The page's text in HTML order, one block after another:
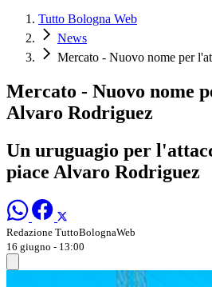
Tutto Bologna Web
News
Mercato - Nuovo nome per
Mercato - Nuovo nome
Alvaro Rodriguez
Un uruguagio per
piace Alvaro Rodriguez
Redazione TuttoBolognaWeb
16 giugno - 13:00